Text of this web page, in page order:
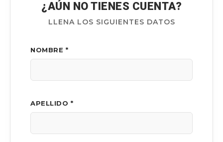
¿AÚN NO TIENES CUENTA?
LLENA LOS SIGUIENTES DATOS
NOMBRE *
APELLIDO *